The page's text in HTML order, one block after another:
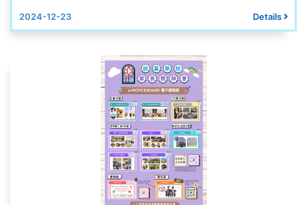
2024-12-23 Details